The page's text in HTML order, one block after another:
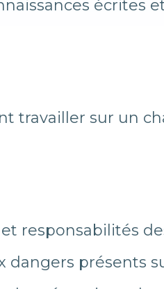
écrites
travailler sur un
responsabilités
dangers présents